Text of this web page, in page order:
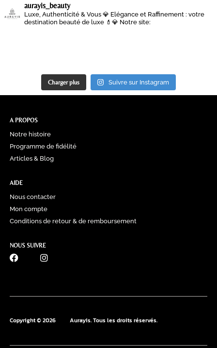
aurayis_beauty
Luxe, Authenticité & Vous 💎 Elégance et Raffinement : votre
destination beauté de luxe 💄💎 Notre site:
Charger plus Suivre sur Instagram
A PROPOS
Notre histoire
Programme de fidélité
Articles & Blog
AIDE
Nous contacter
Mon compte
Conditions de retour & de remboursement
NOUS SUIVRE
Copyright © 2026 Aurayis. Tous les droits réservés.